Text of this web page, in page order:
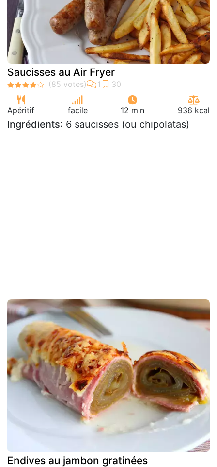
Saucisses au Air Fryer
Apéritif facile 12 min 936 kcal
Ingrédients: 6 saucisses (ou chipolatas)
Endives au jambon gratinées